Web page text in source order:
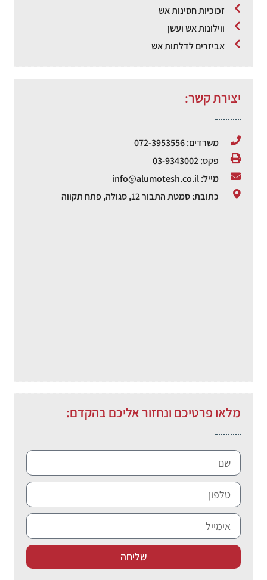
זכוכיות חסינות אש
ווילונות אש ועשן
אביזרים לדלתות אש
יצירת קשר:
משרדים: 072-3953556
פקס: 03-9343002
מייל: info@alumotesh.co.il
כתובת: סמטת התבור 12, סגולה, פתח תקווה
מלאו פרטיכם ונחזור אליכם בהקדם:
שליחה